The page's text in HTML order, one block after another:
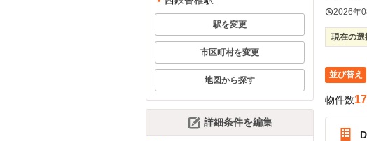
駅を変更
市区町村を変更
地図から探す
詳細条件を編集
2026年
現在の選
並び替え
物件数